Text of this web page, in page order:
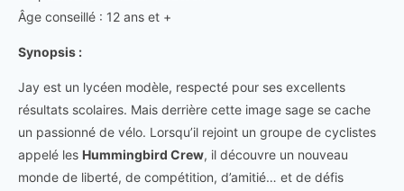
Âge conseillé : 12 ans et +
Synopsis :
Jay est un lycéen modèle, respecté pour ses excellents
résultats scolaires. Mais derrière cette image sage se cache
un passionné de vélo. Lorsqu’il rejoint un groupe de cyclistes
appelé les Hummingbird Crew, il découvre un nouveau
monde de liberté, de compétition, d’amitié… et de défis